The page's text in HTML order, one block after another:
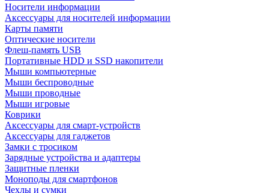
Носители информации
Аксессуары для носителей информации
Карты памяти
Оптические носители
Флеш-память USB
Портативные HDD и SSD накопители
Мыши компьютерные
Мыши беспроводные
Мыши проводные
Мыши игровые
Коврики
Аксессуары для смарт-устройств
Аксессуары для гаджетов
Замки с тросиком
Зарядные устройства и адаптеры
Защитные пленки
Моноподы для смартфонов
Чехлы и сумки